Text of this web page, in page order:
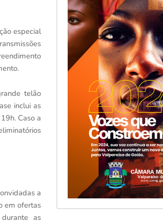
especial
telão
inclui as
Caso a
a
em ofertas
as